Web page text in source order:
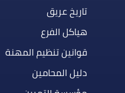
تاريخ عريق
هياكل الفرع
قوانين تنظيم المهنة
دليل المحامين